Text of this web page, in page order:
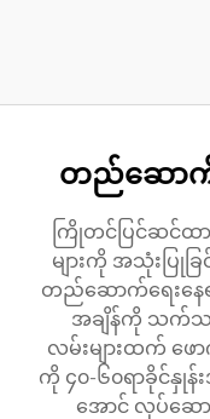
တည်ဆောက်
ကြိုတင်ပြင်ဆင်ထ
များကို အသုံးပြုခ
တည်ဆောက်ရေးန
အချိန်ကို သက်သာ
လမ်းများထက် ဖ
ကို ၄၀-၆၀ရာခိုင်နှုန်း
အောင် လုပ်ဆော